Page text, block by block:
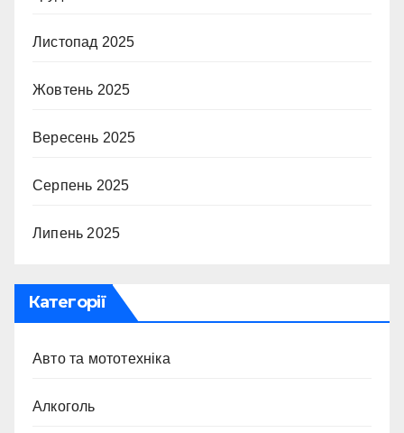
Листопад 2025
Жовтень 2025
Вересень 2025
Серпень 2025
Липень 2025
Категорії
Авто та мототехніка
Алкоголь